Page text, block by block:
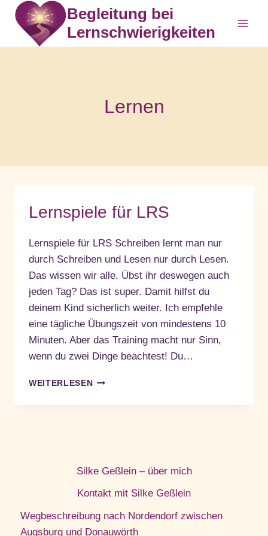
Zum
Inhalt
springen
Begleitung bei
Lernschwierigkeiten
Lernen
Lernspiele für LRS
Lernspiele für LRS Schreiben lernt man nur
durch Schreiben und Lesen nur durch Lesen.
Das wissen wir alle. Übst ihr deswegen auch
jeden Tag? Das ist super. Damit hilfst du
deinem Kind sicherlich weiter. Ich empfehle
eine tägliche Übungszeit von mindestens 10
Minuten. Aber das Training macht nur Sinn,
wenn du zwei Dinge beachtest! Du…
WEITERLESENLERNSPIELE
LRS
Silke Geßlein – über mich
Kontakt mit Silke Geßlein
Wegbeschreibung nach Nordendorf zwischen
Augsburg und Donauwörth